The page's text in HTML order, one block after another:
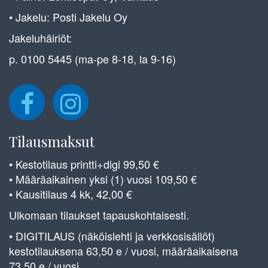
• Jakelu: Posti Jakelu Oy
Jakeluhäiriöt:
p. 0100 5445 (ma-pe 8-18, la 9-16)
Tilausmaksut
• Kestotilaus printti+digi 99,50 €
• Määräaikainen yksi (1) vuosi 109,50 €
• Kausitilaus 4 kk, 42,00 €
Ulkomaan tilaukset tapauskohtaisesti.
• DIGITILAUS (näköislehti ja verkkosisällöt)
kestotilauksena 63,50 e / vuosi, määräaikaisena